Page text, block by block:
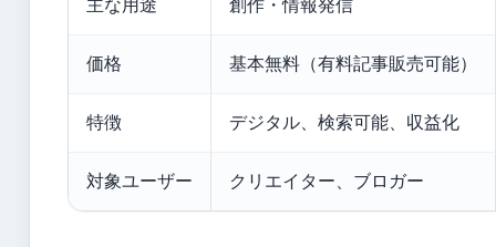
主な用途 創作・情報発信
価格 基本無料（有料記事販売可能）
特徴 デジタル、検索可能、収益化
対象ユーザー クリエイター、ブロガー